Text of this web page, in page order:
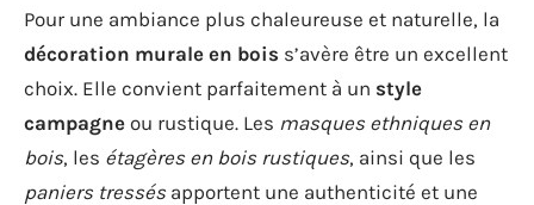
Pour une ambiance plus chaleureuse et naturelle, la
décoration murale en bois s’avère être un excellent
choix. Elle convient parfaitement à un style
campagne ou rustique. Les masques ethniques en
bois, les étagères en bois rustiques, ainsi que les
paniers tressésapportent une authenticité et une